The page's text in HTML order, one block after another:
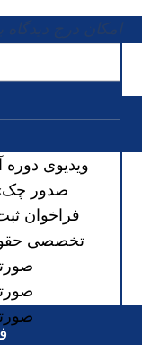
صدور
فراخوان
تخصصی
صورتجلسه
صورتجلسه
صورتجلسه